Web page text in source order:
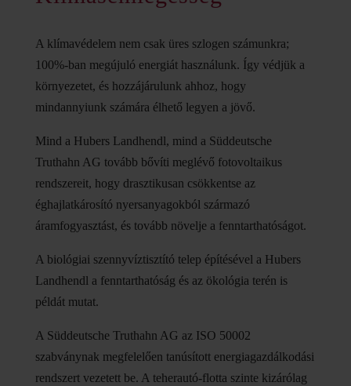
A klímavédelem nem csak üres szlogen számunkra;
100%-ban megújuló energiát használunk. Így védjük a
környezetet, és hozzájárulunk ahhoz, hogy
mindannyiunk számára élhető legyen a jövő.
Mind a Hubers Landhendl, mind a Süddeutsche
Truthahn AG tovább bővíti meglévő fotovoltaikus
rendszereit, hogy drasztikusan csökkentse az
éghajlatkárosító nyersanyagokból származó
áramfogyasztást, és tovább növelje a fenntarthatóságot.
A biológiai szennyvíztisztító telep építésével a Hubers
Landhendl a fenntarthatóság és az ökológia terén is
példát mutat.
A Süddeutsche Truthahn AG az ISO 50002
szabványnak megfelelően tanúsított energiagazdálkodási
rendszert vezetett be. A teherautó-flotta szinte kizárólag